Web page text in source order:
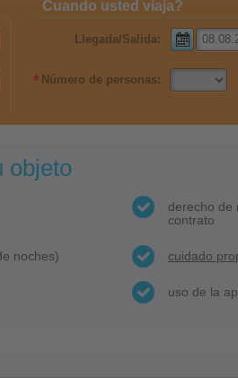
Cuando usted viaja?
Llegada/Salida:
Número de personas:
*
objeto
derecho de
contrato
noches) cuidado
uso de la